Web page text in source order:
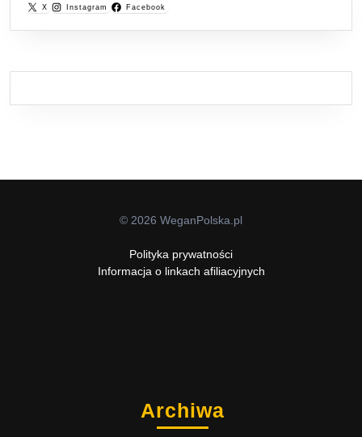
X Instagram Facebook
© 2026 WeganPolska.pl
Polityka prywatności
Informacja o linkach afiliacyjnych
Archiwa